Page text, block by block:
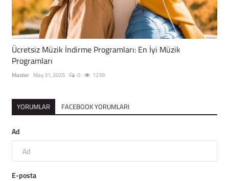
Ücretsiz Müzik İndirme Programları: En İyi Müzik
Programları
Master May 31, 2025 0 1239
YORUMLAR FACEBOOK YORUMLARI
Ad
E-posta